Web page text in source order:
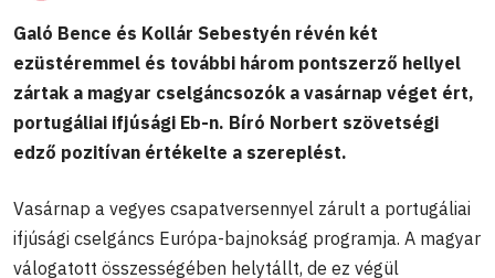
Galó Bence és Kollár Sebestyén révén két
ezüstéremmel és további három pontszerző hellyel
zártak a magyar cselgáncsozók a vasárnap véget ért,
portugáliai ifjúsági Eb-n. Bíró Norbert szövetségi
edző pozitívan értékelte a szereplést.
Vasárnap a vegyes csapatversennyel zárult a portugáliai
ifjúsági cselgáncs Európa-bajnokság programja. A magyar
válogatott összességében helytállt, de ez végül